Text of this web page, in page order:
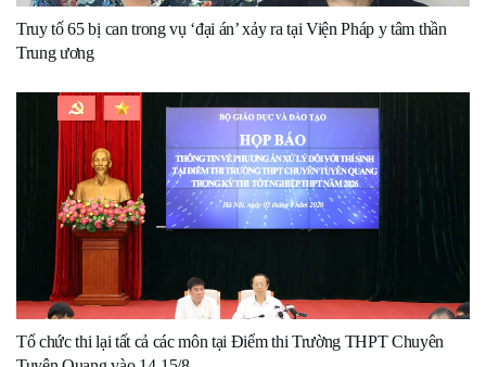
Truy tố 65 bị can trong vụ ‘đại án’ xảy ra tại Viện Pháp y tâm thần
Trung ương
Tổ chức thi lại tất cả các môn tại Điểm thi Trường THPT Chuyên